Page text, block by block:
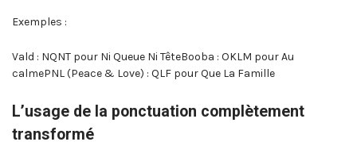
Exemples :
Vald : NQNT pour Ni Queue Ni TêteBooba : OKLM pour Au
calmePNL (Peace & Love) : QLF pour Que La Famille
L’usage de la ponctuation complètement
transformé